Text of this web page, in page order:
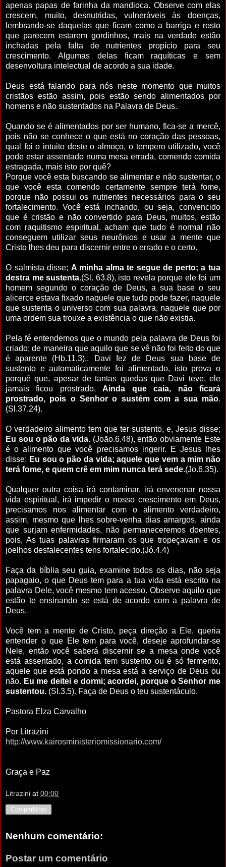
apenas papas de farinha da mandioca. Observe com elas
crescem, muito, desnutridas, vulneráveis às doenças,
lembrando-se daquelas que ficam como a barriga e rosto
que parecem estarem gordinhos, mais na verdade estão
inchadas pela falta de nutrientes propício para seu
crescimento. Algumas delas ficam raquíticas e sem
desenvoltura intelectual de acordo a sua idade.
Deus está falando para nós neste momento que muitos
cristãos estão assim, pois estão sendo alimentados por
homens e não sustentados na Palavra de Deus.
Quando se é alimentados por ser humano, fica-se a mercê,
pois não se conhece o que está no coração das pessoas,
qual foi o intuito deste o almoço, o tempero utilizado, você
pode estar assentado numa mesa errada, comendo comida
estragada, mais isto por quê?
Porque você esta buscando se alimentar e não sustentar, o
que você esta comendo certamente sempre terá fome,
porque não possui os nutrientes necessários para o seu
fortalecimento. Você está inchando, ou seja, convencido
que é cristão e não convertido para Deus, muitos, estão
com raquitismo espiritual, acham que tudo é normal não
conseguem utilizar seus neurônios e usar a mente que
Cristo lhes deu para discernir entre o errado e o certo.
O salmista disse; A minha alma te segue de perto; a tua
destra me sustenta.(Sl. 63.8), isto revela porque ele foi um
homem segundo o coração de Deus, a sua base o seu
alicerce estava fixado naquele que tudo pode fazer, naquele
que sustenta o universo com sua palavra, naquele que por
uma ordem sua trouxe a existência o que não existia.
Pela fé entendemos que o mundo pela palavra de Deus foi
criado; de maneira que aquilo que se vê não foi feito do que
é aparente (Hb.11.3),. Davi fez de Deus sua base de
sustento e automaticamente foi alimentado, isto prova o
porquê que, apesar de tantas quedas que Davi teve, ele
jamais ficou prostrado,Ainda
que caia, não ficará
prostrado, pois o Senhor o sustém com a sua mão.
(Sl.37.24).
O verdadeiro alimento tem que ter sustento, e, Jesus disse;
Eu sou o pão da vida. (João.6.48), então obviamente Este
é o alimento que você precisamos ingerir. E Jesus lhes
disse: Eu sou o pão da vida; aquele que vem a mim não
terá fome, e quem crê em mim nunca terá sede.(Jo.6.35).
Qualquer outra coisa irá contaminar, irá envenenar nossa
vida espiritual, irá impedir o nosso crescimento em Deus,
precisamos nos alimentar com o alimento verdadeiro,
assim, mesmo que lhes sobre-venha dias amargos, ainda
que surjam enfermidades, não permaneceremos doentes,
pois, As tuas palavras firmaram os que tropeçavam e os
joelhos desfalecentes tens fortalecido.(Jó.4.4)
Faça da bíblia seu guia, examine todos os dias, não seja
papagaio, o que Deus tem para a tua vida está escrito na
palavra Dele, você mesmo tem acesso. Observe aquilo que
estão te ensinando se está de acordo com a palavra de
Deus.
Você tem a mente de Cristo, peça direção a Ele, queria
entender o que Ele tem para você, deseje aprofundar-se
Nele, então você saberá discernir se a mesa onde você
está assentado, a comida tem sustento ou é só fermento,
aquele que está pondo a mesa está a serviço de Deus ou
não. Eu me deitei e dormi; acordei, porque o Senhor me
sustentou. (Sl.3.5). Faça de Deus o teu sustentáculo.
Pastora Elza Carvalho
Por Litrazini
http://www.kairosministeriomissionario.com/
Graça e Paz
Litrazini at 00:00
Compartilhar
Nenhum comentário:
Postar um comentário